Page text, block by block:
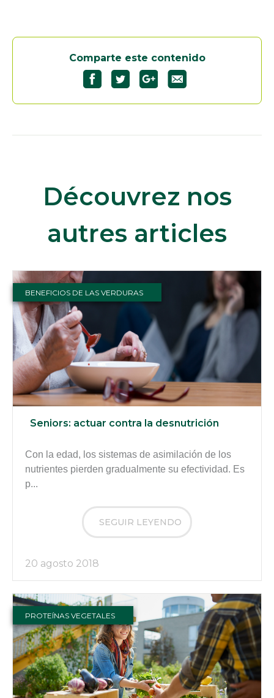
Comparte este contenido
Découvrez nos
autres articles
BENEFICIOS DE LAS VERDURAS
Seniors: actuar contra la desnutrición
Con la edad, los sistemas de asimilación de los
nutrientes pierden gradualmente su efectividad. Es
p...
SEGUIR LEYENDO
20 agosto 2018
PROTEÍNAS VEGETALES